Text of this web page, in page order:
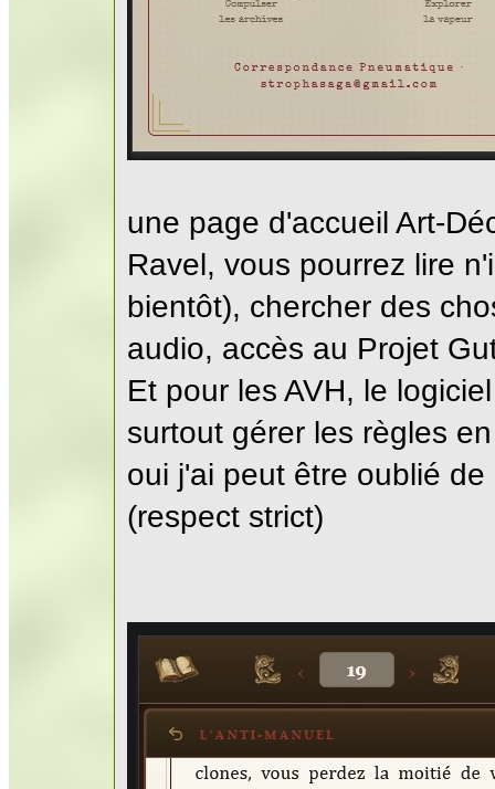
une page d'accueil Art-
Ravel, vous pourrez lire
bientôt), chercher des
audio, accès au Projet
Et pour les AVH, le
surtout gérer les règles
oui j'ai peut être oublié
(respect strict)